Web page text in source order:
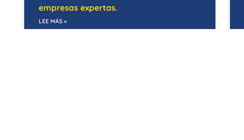
empresas expertas.
LEE MÁS »